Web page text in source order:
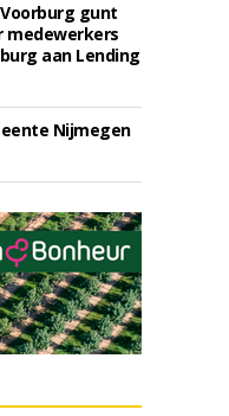
gunt
medewerkers
aan Lending
Nijmegen